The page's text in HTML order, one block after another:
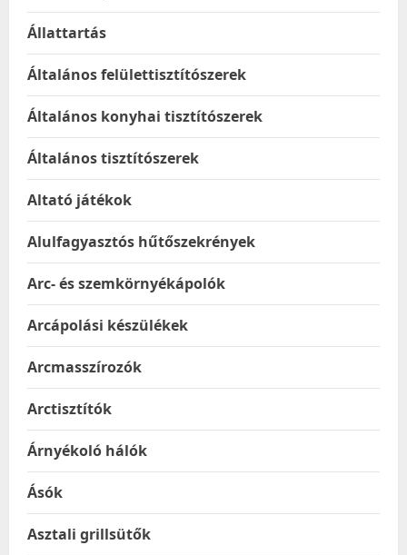
Állattartás
Általános felülettisztítószerek
Általános konyhai tisztítószerek
Általános tisztítószerek
Altató játékok
Alulfagyasztós hűtőszekrények
Arc- és szemkörnyékápolók
Arcápolási készülékek
Arcmasszírozók
Arctisztítók
Árnyékoló hálók
Ásók
Asztali grillsütők